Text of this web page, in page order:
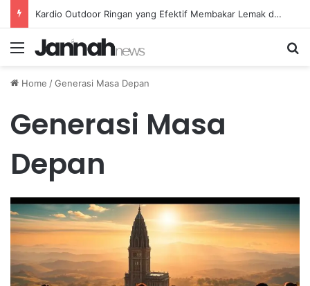
Kardio Outdoor Ringan yang Efektif Membakar Lemak dan Menyegarkan Tubuh Anda
Menu
Home /Generasi Masa Depan
Generasi Masa
Depan